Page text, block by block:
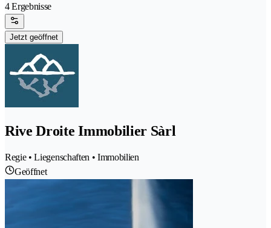
4 Ergebnisse
Jetzt geöffnet
Rive Droite Immobilier Sàrl
Regie • Liegenschaften • Immobilien
Geöffnet